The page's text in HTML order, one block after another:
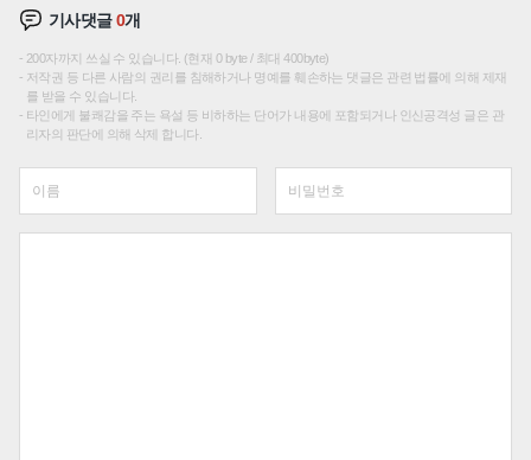
기사댓글0개
200자까지 쓰실 수 있습니다. (현재 0 byte / 최대 400byte)
저작권 등 다른 사람의 권리를 침해하거나 명예를 훼손하는 댓글은 관련 법률에 의해 제재
를 받을 수 있습니다.
타인에게 불쾌감을 주는 욕설 등 비하하는 단어가 내용에 포함되거나 인신공격성 글은 관
리자의 판단에 의해 삭제 합니다.